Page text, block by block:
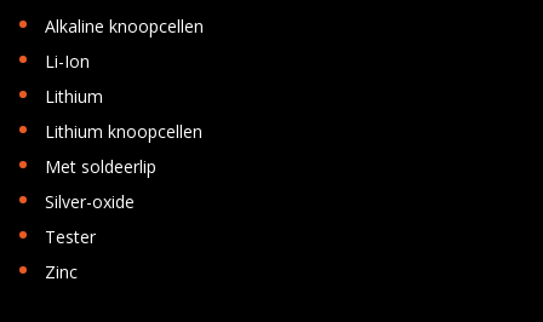
• Alkaline knoopcellen
• Li-Ion
• Lithium
• Lithium knoopcellen
• Met soldeerlip
• Silver-oxide
• Tester
• Zinc